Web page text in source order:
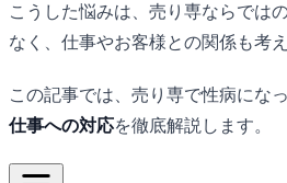
こうした悩みは、売り専ならでは
なく、仕事やお客様との関係も考
この記事では、売り専で性病にな
仕事への対応を徹底解説します。